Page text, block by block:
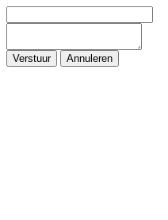
Verstuur Annuleren